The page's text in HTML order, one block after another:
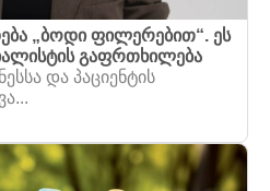
„ბოდი ფილერებით“. ეს
გაფრთხილება
და პაციენტის